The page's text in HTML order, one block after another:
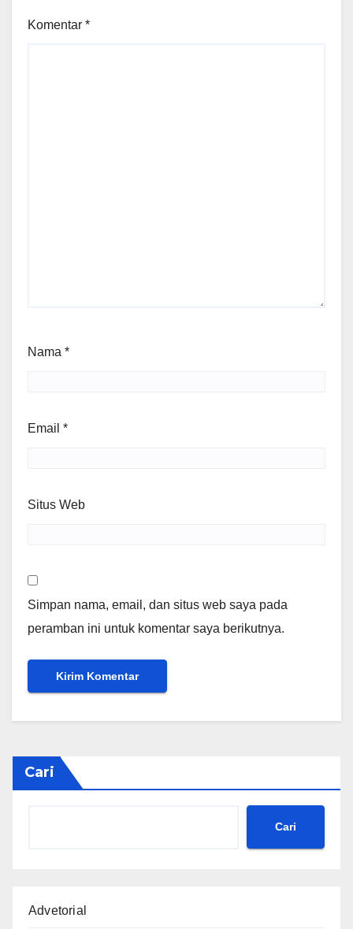
Komentar *
Nama *
Email *
Situs Web
Simpan nama, email, dan situs web saya pada
peramban ini untuk komentar saya berikutnya.
Cari
Cari
Advetorial